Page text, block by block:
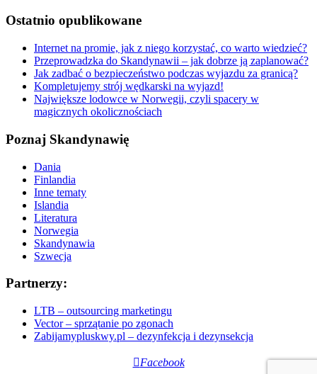
Ostatnio opublikowane
Internet na promie, jak z niego korzystać, co warto wiedzieć?
Przeprowadzka do Skandynawii – jak dobrze ją zaplanować?
Jak zadbać o bezpieczeństwo podczas wyjazdu za granicą?
Kompletujemy strój wędkarski na wyjazd!
Największe lodowce w Norwegii, czyli spacery w
magicznych okolicznościach
Poznaj Skandynawię
Dania
Finlandia
Inne tematy
Islandia
Literatura
Norwegia
Skandynawia
Szwecja
Partnerzy:
LTB – outsourcing marketingu
Vector – sprzątanie po zgonach
Zabijamypluskwy.pl – dezynfekcja i dezynsekcja
Facebook